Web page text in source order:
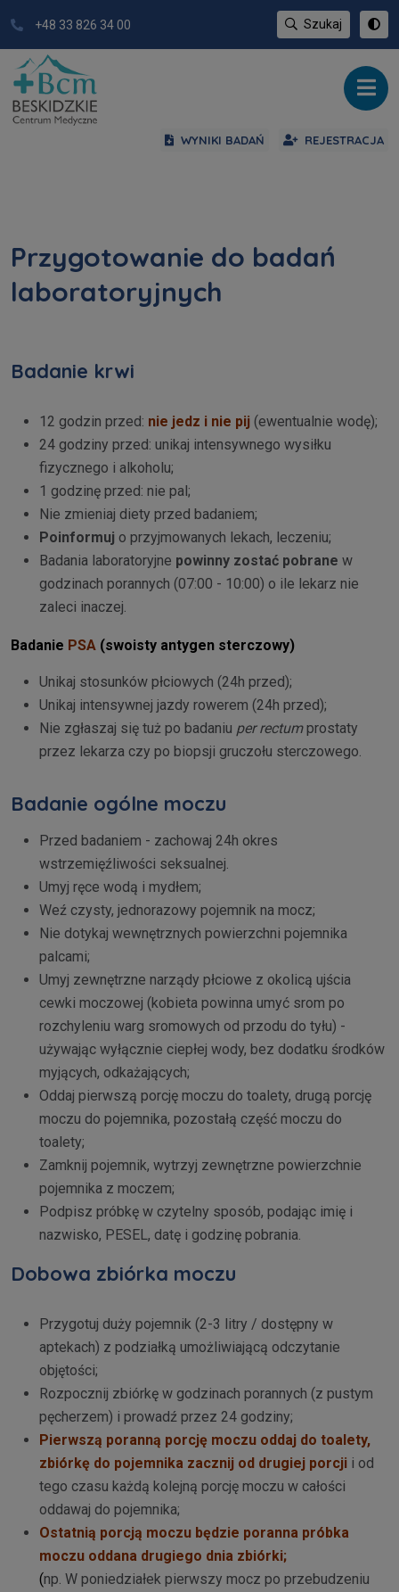
+48 33 826 34 00 Szukaj
WYNIKI BADAŃ REJESTRACJA
Przygotowanie do badań
laboratoryjnych
Badanie krwi
12 godzin przed: nie jedz i nie pij (ewentualnie wodę);
24 godziny przed: unikaj intensywnego wysiłku
fizycznego i alkoholu;
1 godzinę przed: nie pal;
Nie zmieniaj diety przed badaniem;
Poinformuj o przyjmowanych lekach, leczeniu;
Badania laboratoryjne powinny zostać pobrane w
godzinach porannych (07:00 - 10:00) o ile lekarz nie
zaleci inaczej.
Badanie PSA (swoisty antygen sterczowy)
Unikaj stosunków płciowych (24h przed);
Unikaj intensywnej jazdy rowerem (24h przed);
Nie zgłaszaj się tuż po badaniu per rectumprostaty
przez lekarza czy po biopsji gruczołu sterczowego.
Badanie ogólne moczu
Przed badaniem - zachowaj 24h okres
wstrzemięźliwości seksualnej.
Umyj ręce wodą i mydłem;
Weź czysty, jednorazowy pojemnik na mocz;
Nie dotykaj wewnętrznych powierzchni pojemnika
palcami;
Umyj zewnętrzne narządy płciowe z okolicą ujścia
cewki moczowej (kobieta powinna umyć srom po
rozchyleniu warg sromowych od przodu do tyłu) -
używając wyłącznie ciepłej wody, bez dodatku środków
myjących, odkażających;
Oddaj pierwszą porcję moczu do toalety, drugą porcję
moczu do pojemnika, pozostałą część moczu do
toalety;
Zamknij pojemnik, wytrzyj zewnętrzne powierzchnie
pojemnika z moczem;
Podpisz próbkę w czytelny sposób, podając imię i
nazwisko, PESEL, datę i godzinę pobrania.
Dobowa zbiórka moczu
Przygotuj duży pojemnik (2-3 litry / dostępny w
aptekach) z podziałką umożliwiającą odczytanie
objętości;
Rozpocznij zbiórkę w godzinach porannych (z pustym
pęcherzem) i prowadź przez 24 godziny;
Pierwszą poranną porcję moczu oddaj do toalety,
zbiórkę do pojemnika zacznij od drugiej porcji i od
tego czasu każdą kolejną porcję moczu w całości
oddawaj do pojemnika;
Ostatnią porcją moczu będzie poranna próbka
moczu oddana drugiego dnia zbiórki;
(np. W poniedziałek pierwszy mocz po przebudzeniu